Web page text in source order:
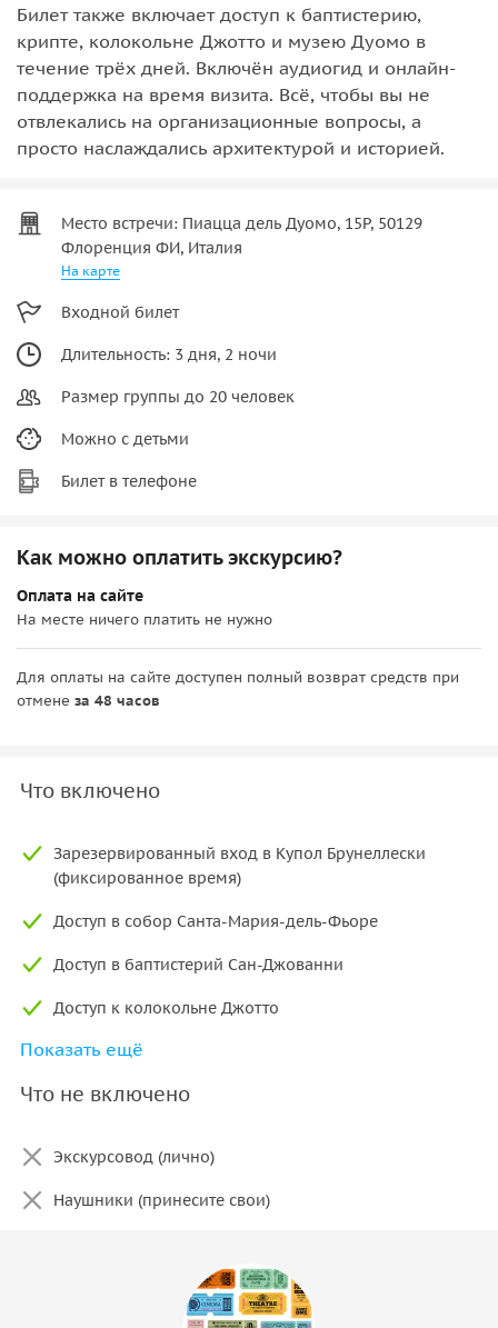
Билет также включает доступ к баптистерию,
крипте, колокольне Джотто и музею Дуомо в
течение трёх дней. Включён аудиогид и онлайн-
поддержка на время визита. Всё, чтобы вы не
отвлекались на организационные вопросы, а
просто наслаждались архитектурой и историей.
Место встречи: Пиацца дель Дуомо, 15Р, 50129
Флоренция ФИ, Италия
На карте
Входной билет
Длительность: 3 дня, 2 ночи
Размер группы до 20 человек
Можно с детьми
Билет в телефоне
Как можно оплатить экскурсию?
Оплата на сайте
На месте ничего платить не нужно
Для оплаты на сайте доступен полный возврат средств при
отмене за 48 часов
Что включено
Зарезервированный вход в Купол Брунеллески
(фиксированное время)
Доступ в собор Санта-Мария-дель-Фьоре
Доступ в баптистерий Сан-Джованни
Доступ к колокольне Джотто
Доступ в музей Оперы дель Дуомо
Доступ в склеп Святой Репараты
восхождения на Купол
Многоязычное приложение аудиогида (iOS и Android)
Поддержка в режиме реального времени по
телефону и WhatsApp
Показать ещё
Что не включено
Экскурсовод (лично)
Наушники (принесите свои)